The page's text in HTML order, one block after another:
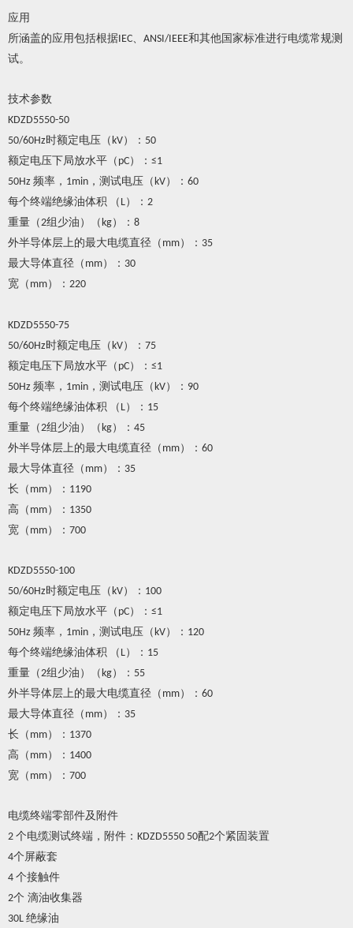
应用
所涵盖的应用包括根据IEC、 ANSI/IEEE和其他国家标准进行电缆常规测
试。
技术参数
KDZD5550-50
50/60Hz时额定电压（kV）： 50
额定电压下局放水平（ pC）： ≤1
50Hz 频率， 1min ，测试电压（kV）： 60
每个终端绝缘油体积
（ L）： 2
重量（2组少油）（kg）： 8
外半导体层上的最大电缆直径（ mm）： 35
最大导体直径（ mm）： 30
宽（ mm）： 220
KDZD5550-75
50/60Hz时额定电压（kV）： 75
额定电压下局放水平（ pC）： ≤1
50Hz 频率， 1min ，测试电压（kV）： 90
每个终端绝缘油体积
（ L）： 15
重量（2组少油）（kg）： 45
外半导体层上的最大电缆直径（ mm）： 60
最大导体直径（ mm）： 35
长（ mm）： 1190
高（ mm）： 1350
宽（ mm）： 700
KDZD5550-100
50/60Hz时额定电压（kV）： 100
额定电压下局放水平（ pC）： ≤1
50Hz 频率， 1min ，测试电压（kV）： 120
每个终端绝缘油体积
（ L）： 15
重量（2组少油）（kg）： 55
外半导体层上的最大电缆直径（ mm）： 60
最大导体直径（ mm）： 35
长（ mm）： 1370
高（ mm）： 1400
宽（ mm）： 700
电缆终端零部件及附件
2 个电缆测试终端，附件： KDZD5550 50配2个紧固装置
4个屏蔽套
4 个接触件
2个 滴油收集器
30L 绝缘油